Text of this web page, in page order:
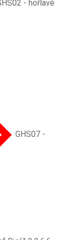
- hořlavé
GHS07 -